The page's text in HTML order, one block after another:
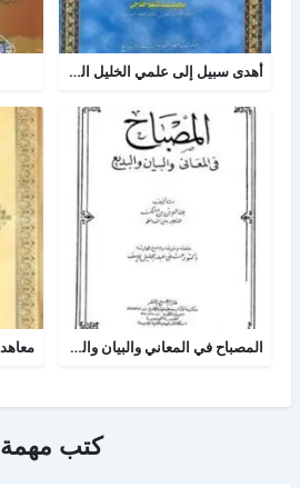
أهدى سبيل إلى علمي الخليل العروض والقافية
المصباح في المعاني والبيان والبديع
كتب مهمة